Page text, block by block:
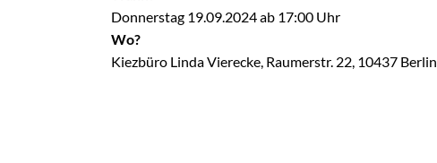
Donnerstag 19.09.2024 ab 17:00 Uhr
Wo?
Kiezbüro Linda Vierecke, Raumerstr. 22, 10437 Berlin